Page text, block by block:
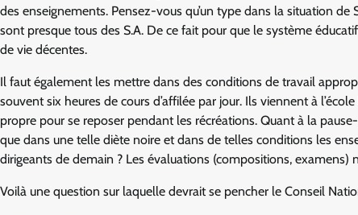
des enseignements. Pensez-vous qu’un type dans la situation
sont presque tous des S.A. De ce fait pour que le système
de vie décentes.
Il faut également les mettre dans des conditions de travail
souvent six heures de cours d’affilée par jour. Ils viennent à
propre pour se reposer pendant les récréations. Quant à la
que dans une telle diète noire et dans de telles conditions les
dirigeants de demain ? Les évaluations (compositions,
Voilà une question sur laquelle devrait se pencher le Conseil